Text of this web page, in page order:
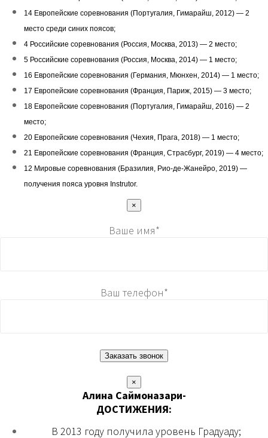
14 Европейские соревнования (Португалия, Гимарайш, 2012) — 2
место среди синих поясов;
4 Российские соревнования (Россия, Москва, 2013) — 2 место;
5 Российские соревнования (Россия, Москва, 2014) — 1 место;
16 Европейские соревнования (Германия, Мюнхен, 2014) — 1 место;
17 Европейские соревнования (Франция, Париж, 2015) — 3 место;
18 Европейские соревнования (Португалия, Гимарайш, 2016) — 2
место;
20 Европейские соревнования (Чехия, Прага, 2018) — 1 место;
21 Европейские соревнования (Франция, Страсбург, 2019) — 4 место;
12 Мировые соревнования (Бразилия, Рио-де-Жанейро, 2019) —
получения пояса уровня Instrutor.
×
Ваше имя*
Ваш телефон*
×
Алина Саймоназари-
ДОСТИЖЕНИЯ:
В 2013 году получила уровень Градуаду;